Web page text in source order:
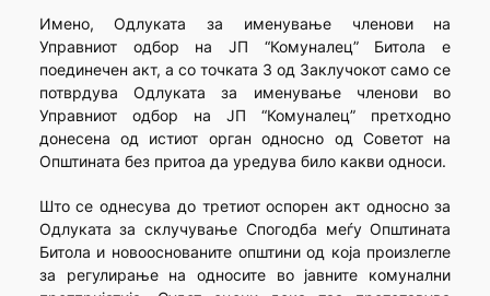
Имено, Одлуката за именување членови на
Управниот одбор на ЈП “Комуналец” Битола е
поединечен акт, а со точката 3 од Заклучокот само се
потврдува Одлуката за именување членови во
Управниот одбор на ЈП “Комуналец” претходно
донесена од истиот орган односно од Советот на
Општината без притоа да уредува било какви односи.
Што се однесува до третиот оспорен акт односно за
Одлуката за склучување Спогодба меѓу Општината
Битола и новооснованите општини од која произлегле
за регулирање на односите во јавните комунални